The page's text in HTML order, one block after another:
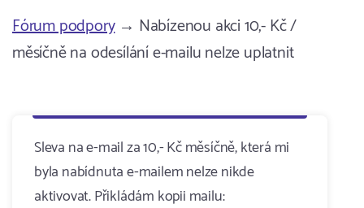
Fórum podpory→ Nabízenou akci 10,- Kč /
měsíčně na odesílání e-mailu nelze uplatnit
Sleva na e-mail za 10,- Kč měsíčně, která mi
byla nabídnuta e-mailem nelze nikde
aktivovat. Přikládám kopii mailu: